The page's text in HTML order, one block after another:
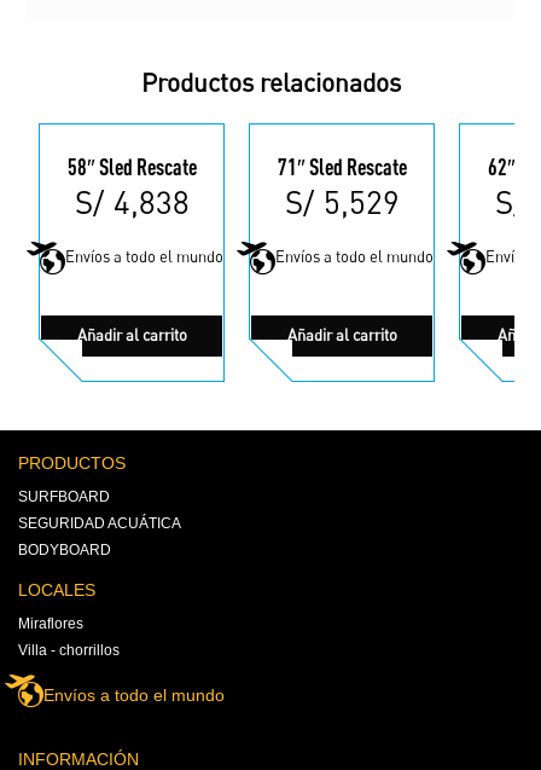
Productos relacionados
58″ Sled Rescate
S/ 4,838
Envíos a todo el mundo
Añadir al carrito
71″ Sled Rescate
S/ 5,529
Envíos a todo el mundo
Añadir al carrito
62″
S/
Envíos
PRODUCTOS
SURFBOARD
SEGURIDAD ACUÁTICA
BODYBOARD
LOCALES
Miraflores
Villa - chorrillos
Envíos a todo el mundo
INFORMACIÓN